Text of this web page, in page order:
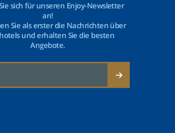
sich für unseren Enjoy-Newsletter
an!
Sie als erster die Nachrichten über
und erhalten Sie die besten
Angebote.